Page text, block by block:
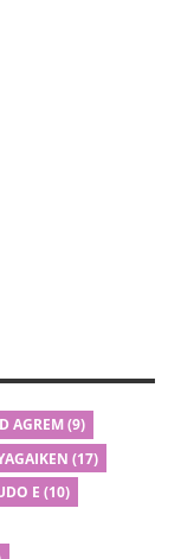
AGREM(9)
(17)
E (10)